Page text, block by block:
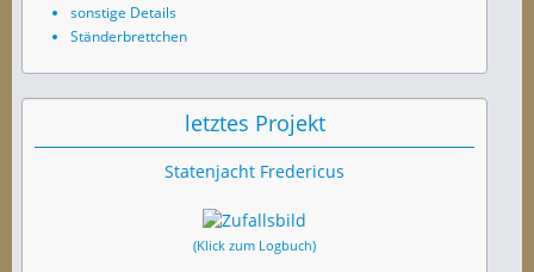
sonstige Details
Ständerbrettchen
letztes Projekt
Statenjacht Fredericus
(Klick zum Logbuch)